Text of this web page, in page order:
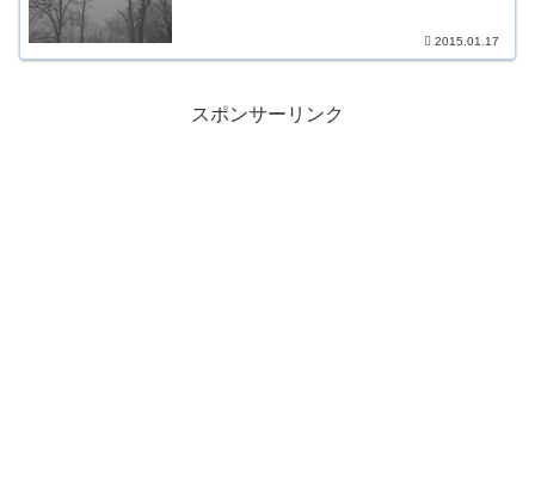
2015.01.17
スポンサーリンク